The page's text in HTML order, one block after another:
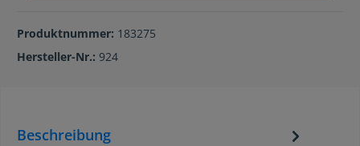
Produktnummer: 183275
Hersteller-Nr.:924
Beschreibung